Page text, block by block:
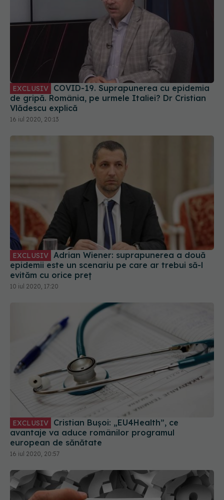
EXCLUSIV
de gripă. România, pe urmele Italiei? Dr Cristian
Vlădescu explică
16 iul 2020, 20:13
EXCLUSIV
epidemii este un scenariu pe care ar trebui să-l
evităm cu orice preț
10 iul 2020, 17:20
EXCLUSIV
avantaje va aduce românilor programul
european de sănătate
16 iul 2020, 20:57